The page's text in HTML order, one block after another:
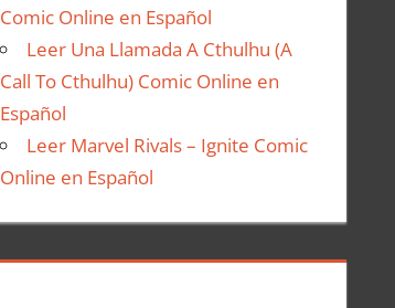
Comic Online en Español
Leer Una Llamada A Cthulhu (A
Call To Cthulhu) Comic Online en
Español
Leer Marvel Rivals – Ignite Comic
Online en Español